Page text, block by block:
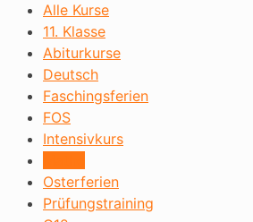
Alle Kurse
11. Klasse
Abiturkurse
Deutsch
Faschingsferien
FOS
Intensivkurs
Osterferien
Prüfungstraining